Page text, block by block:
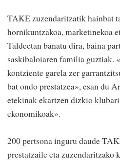
TAKE zuzendaritzatik hainbat
hornikuntzakoa, marketinekoa
Taldeetan banatu dira, baina
saskibaloiaren familia guztiak.
kontziente garela zer
bat ondo prestatzea», esan du
etekinak ekartzen dizkio
ekonomikoak».
200 pertsona inguru daude
prestatzaile eta zuzendaritzako